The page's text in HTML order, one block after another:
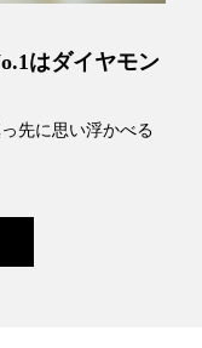
はダイヤモン
先に思い浮かべる